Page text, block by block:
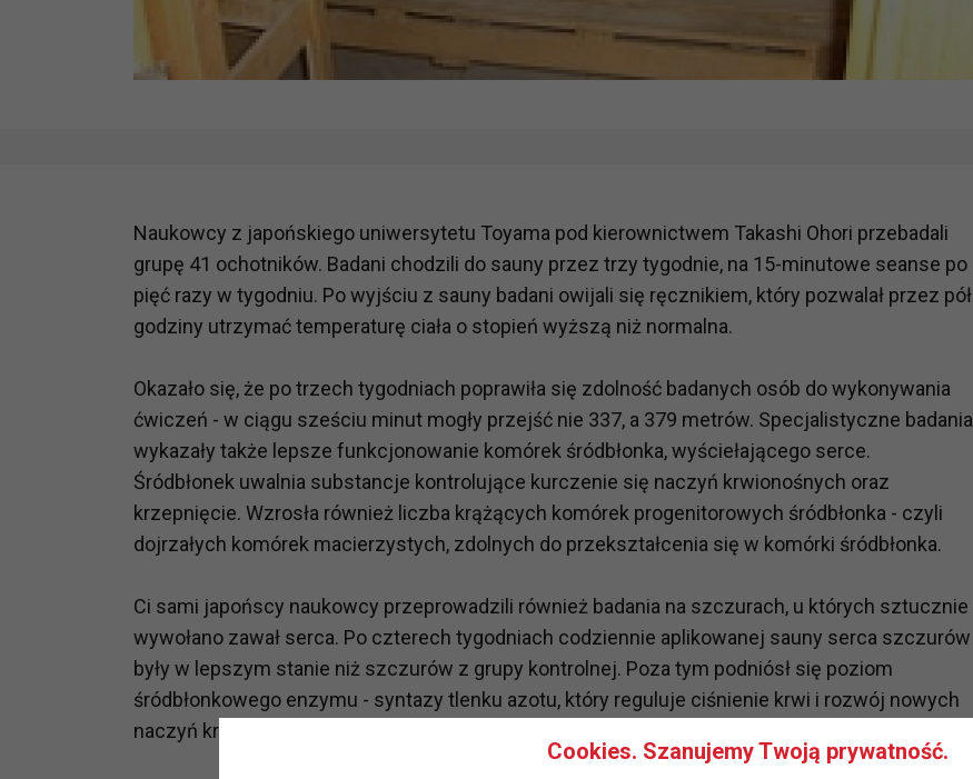
Naukowcy z japońskiego uniwersytetu Toyama pod kierownictwem Takashi Ohori przebadali
grupę 41 ochotników. Badani chodzili do sauny przez trzy tygodnie, na 15-minutowe seanse po
pięć razy w tygodniu. Po wyjściu z sauny badani owijali się ręcznikiem, który pozwalał przez pół
godziny utrzymać temperaturę ciała o stopień wyższą niż normalna.
Okazało się, że po trzech tygodniach poprawiła się zdolność badanych osób do wykonywania
ćwiczeń - w ciągu sześciu minut mogły przejść nie 337, a 379 metrów. Specjalistyczne badania
wykazały także lepsze funkcjonowanie komórek śródbłonka, wyściełającego serce.
Śródbłonek uwalnia substancje kontrolujące kurczenie się naczyń krwionośnych oraz
krzepnięcie. Wzrosła również liczba krążących komórek progenitorowych śródbłonka - czyli
dojrzałych komórek macierzystych, zdolnych do przekształcenia się w komórki śródbłonka.
Ci sami japońscy naukowcy przeprowadzili również badania na szczurach, u których sztucznie
wywołano zawał serca. Po czterech tygodniach codziennie aplikowanej sauny serca szczurów
były w lepszym stanie niż szczurów z grupy kontrolnej. Poza tym podniósł się poziom
śródbłonkowego enzymu - syntazy tlenku azotu, który reguluje ciśnienie krwi i rozwój nowych
naczyń krwionośnych.
Cookies. Szanujemy Twoją prywatność.